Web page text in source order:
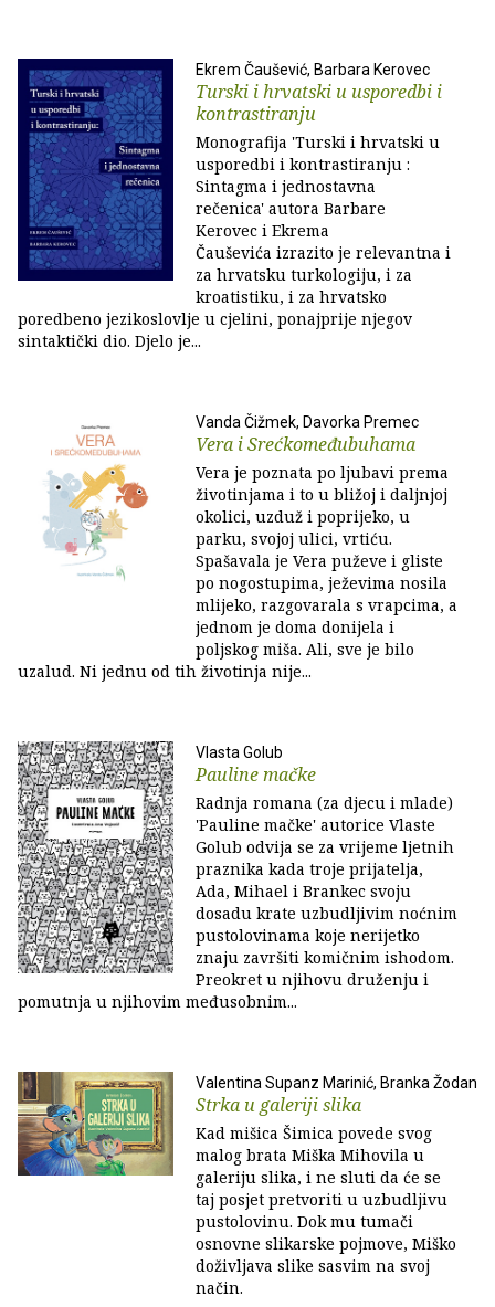
Ekrem Čaušević, Barbara Kerovec
Turski i hrvatski u usporedbi i
kontrastiranju
Monografija 'Turski i hrvatski u
usporedbi i kontrastiranju :
Sintagma i jednostavna
rečenica' autora Barbare
Kerovec i Ekrema
Čauševića izrazito je relevantna i
za hrvatsku turkologiju, i za
kroatistiku, i za hrvatsko
poredbeno jezikoslovlje u cjelini, ponajprije njegov
sintaktički dio. Djelo je...
Vanda Čižmek, Davorka Premec
Vera i Srećkomeđubuhama
Vera je poznata po ljubavi prema
životinjama i to u bližoj i daljnjoj
okolici, uzduž i poprijeko, u
parku, svojoj ulici, vrtiću.
Spašavala je Vera puževe i gliste
po nogostupima, ježevima nosila
mlijeko, razgovarala s vrapcima, a
jednom je doma donijela i
poljskog miša. Ali, sve je bilo
uzalud. Ni jednu od tih životinja nije...
Vlasta Golub
Pauline mačke
Radnja romana (za djecu i mlade)
'Pauline mačke' autorice Vlaste
Golub odvija se za vrijeme ljetnih
praznika kada troje prijatelja,
Ada, Mihael i Brankec svoju
dosadu krate uzbudljivim noćnim
pustolovinama koje nerijetko
znaju završiti komičnim ishodom.
Preokret u njihovu druženju i
pomutnja u njihovim međusobnim...
Valentina Supanz Marinić, Branka Žodan
Strka u galeriji slika
Kad mišica Šimica povede svog
malog brata Miška Mihovila u
galeriju slika, i ne sluti da će se
taj posjet pretvoriti u uzbudljivu
pustolovinu. Dok mu tumači
osnovne slikarske pojmove, Miško
doživljava slike sasvim na svoj
način.